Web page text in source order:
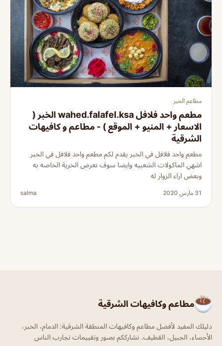
مطاعم الخبر
مطعم واحد فلافل wahed.falafel.ksa الخبر (
الاسعار + المنيو + الموقع ) - مطاعم و كافيهات
الشرقية
مطعم واحد فلافل في الخبر يقدم لكم مطعم واحد فلافل في الخبر
اشهي الماكولات الشعبيه وايضا سوف نعرض الخرية الخاصه به
وبعض اراء الزوار له
31 مارس 2020 salma
مطاعم وكافيهات الشرقية
دليلك المفيد لأفضل مطاعم وكافيهات المنطقة الشرقية: الدمام، الخبر،
الأحساء، الجبيل، القطيف. نشارككم بصور وتقييمات تجارب الناس